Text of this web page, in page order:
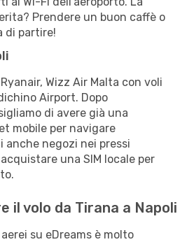
Prendere un buon caffè o
di partire!
Wizz Air Malta con voli
Airport. Dopo
di avere già una
mobile per navigare
anche negozi nei pressi
una SIM locale per
il volo da Tirana a Napoli
su eDreams è molto